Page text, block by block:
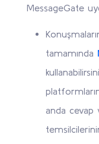
MessageGate
tamamında
anda cevap